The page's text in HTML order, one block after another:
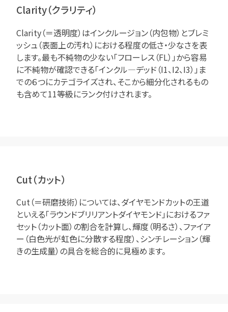
Clarity（クラリティ）
Clarity（＝透明度）はインクルージョン（内包物）とブレミ
ッシュ（表面上の汚れ）における程度の低さ・少なさを表
します。最も不純物の少ない「フローレス（FL）」から容易
に不純物が確認できる「インクル―デッド（I1、I2、I3）」ま
での６つにカテゴライズされ、そこから細分化されるもの
も含めて11等級にランク付けされます。
Cut（カット）
Cut（＝研磨技術）については、ダイヤモンドカットの王道
といえる「ラウンドブリリアントダイヤモンド」におけるファ
セット（カット面）の割合を計算し、輝度（明るさ）、ファイア
ー（白色光が虹色に分散する程度）、シンチレーション（輝
きの生成量）の具合を総合的に見極めます。